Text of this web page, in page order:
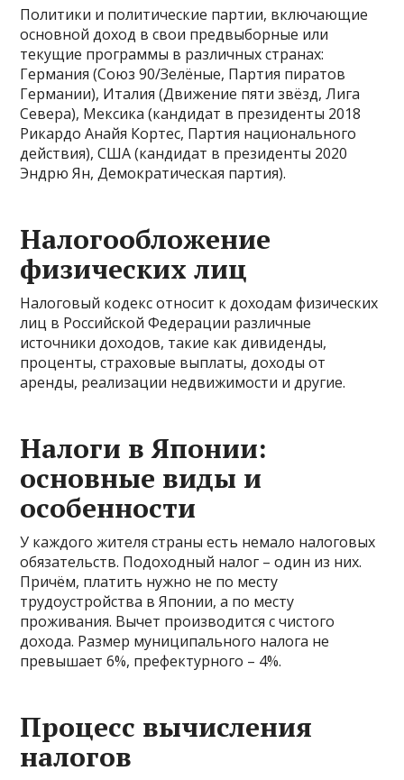
Политики и политические партии, включающие
основной доход в свои предвыборные или
текущие программы в различных странах:
Германия (Союз 90/Зелёные, Партия пиратов
Германии), Италия (Движение пяти звёзд, Лига
Севера), Мексика (кандидат в президенты 2018
Рикардо Анайя Кортес, Партия национального
действия), США (кандидат в президенты 2020
Эндрю Ян, Демократическая партия).
Налогообложение
физических лиц
Налоговый кодекс относит к доходам физических
лиц в Российской Федерации различные
источники доходов, такие как дивиденды,
проценты, страховые выплаты, доходы от
аренды, реализации недвижимости и другие.
Налоги в Японии:
основные виды и
особенности
У каждого жителя страны есть немало налоговых
обязательств. Подоходный налог – один из них.
Причём, платить нужно не по месту
трудоустройства в Японии, а по месту
проживания. Вычет производится с чистого
дохода. Размер муниципального налога не
превышает 6%, префектурного – 4%.
Процесс вычисления
налогов